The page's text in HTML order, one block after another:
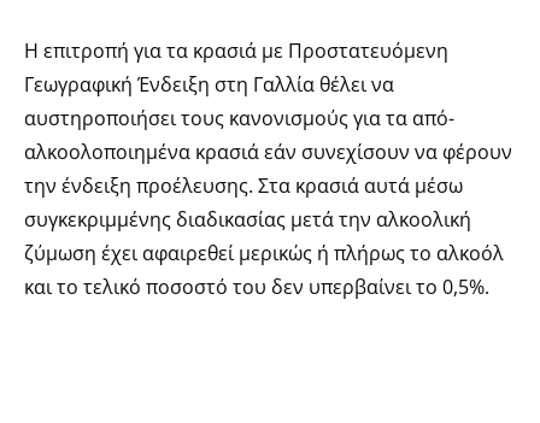
Η επιτροπή για τα κρασιά με Προστατευόμενη
Γεωγραφική Ένδειξη στη Γαλλία θέλει να
αυστηροποιήσει τους κανονισμούς για τα από-
αλκοολοποιημένα κρασιά εάν συνεχίσουν να φέρουν
την ένδειξη προέλευσης. Στα κρασιά αυτά μέσω
συγκεκριμμένης διαδικασίας μετά την αλκοολική
ζύμωση έχει αφαιρεθεί μερικώς ή πλήρως το αλκοόλ
και το τελικό ποσοστό του δεν υπερβαίνει το 0,5%.